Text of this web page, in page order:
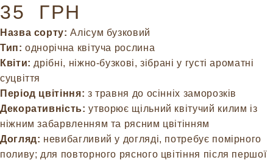
35 ГРН
Назва сорту: Алісум бузковий
Тип: однорічна квітуча рослина
Квіти: дрібні, ніжно-бузкові, зібрані у густі ароматні
суцвіття
Період цвітіння: з травня до осінніх заморозків
Декоративність: утворює щільний квітучий килим із
ніжним забарвленням та рясним цвітінням
Догляд: невибагливий у догляді, потребує помірного
поливу; для повторного рясного цвітіння після першої